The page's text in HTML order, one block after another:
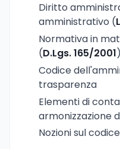
Diritto
amministrativo (
Normativa in
(D.Lgs. 165/2001)
Codice
trasparenza
Elementi di
armonizzazione
Nozioni sul